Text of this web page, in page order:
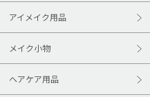
アイメイク用品
メイク小物
ヘアケア用品